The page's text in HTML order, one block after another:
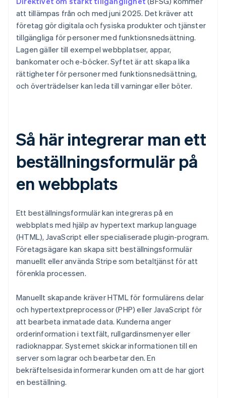
att tillämpas från och med juni 2025. Det kräver att
företag gör digitala och fysiska produkter och tjänster
tillgängliga för personer med funktionsnedsättning.
Lagen gäller till exempel webbplatser, appar,
bankomater och e-böcker. Syftet är att skapa lika
rättigheter för personer med funktionsnedsättning,
och överträdelser kan leda till varningar eller böter.
Så här integrerar man ett
beställningsformulär på
en webbplats
Ett beställningsformulär kan integreras på en
webbplats med hjälp av hypertext markup language
(HTML), JavaScript eller specialiserade plugin-program.
Företagsägare kan skapa sitt beställningsformulär
manuellt eller använda Stripe som betaltjänst för att
förenkla processen.
Manuellt skapande kräver HTML för formulärens delar
och hypertextpreprocessor (PHP) eller JavaScript för
att bearbeta inmatade data. Kunderna anger
orderinformation i textfält, rullgardinsmenyer eller
radioknappar. Systemet skickar informationen till en
server som lagrar och bearbetar den. En
bekräftelsesida informerar kunden om att de har gjort
en beställning.